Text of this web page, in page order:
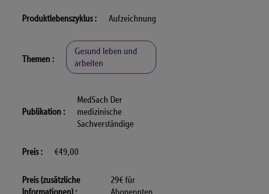
Produktlebenszyklus Aufzeichnung
Themen
Gesund leben und
arbeiten
Publikation
MedSach Der
medizinische
Sachverständige
Preis €49,00
Preis (zusätzliche
Informationen)
29€ für
Abonennten